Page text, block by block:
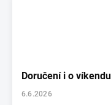
Doručení i o
6.6.2026